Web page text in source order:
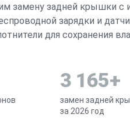
замену задней крышки с
зарядки и
для сохранения
3 165+
замен задней
за 2026 год